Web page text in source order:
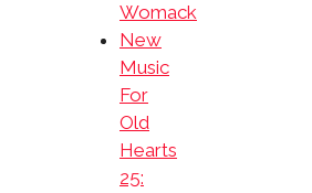
Womack
New
Music
For
Old
Hearts
25: